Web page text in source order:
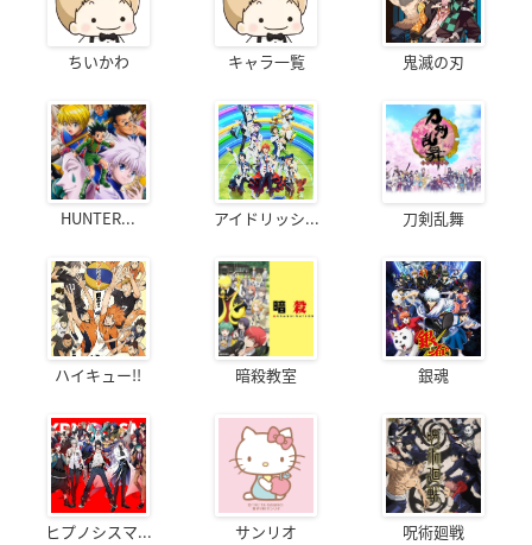
ちいかわ キャラ一覧 鬼滅の刃
HUNTER... アイドリッシ... 刀剣乱舞
ハイキュー!! 暗殺教室 銀魂
ヒプノシスマ... サンリオ 呪術廻戦